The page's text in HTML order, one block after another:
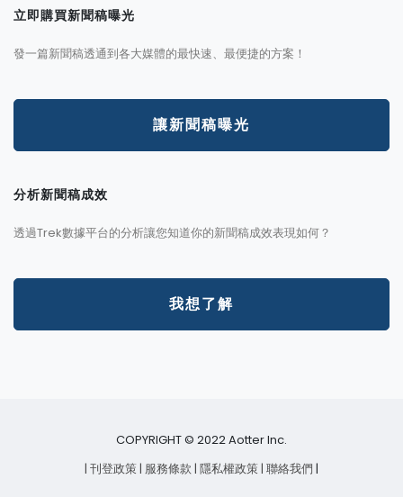
立即購買新聞稿曝光
發一篇新聞稿透通到各大媒體的最快速、最便捷的方案！
讓新聞稿曝光
分析新聞稿成效
透過Trek數據平台的分析讓您知道你的新聞稿成效表現如何？
我想了解
COPYRIGHT © 2022 Aotter Inc.
| 刊登政策| 服務條款 | 隱私權政策| 聯絡我們 |